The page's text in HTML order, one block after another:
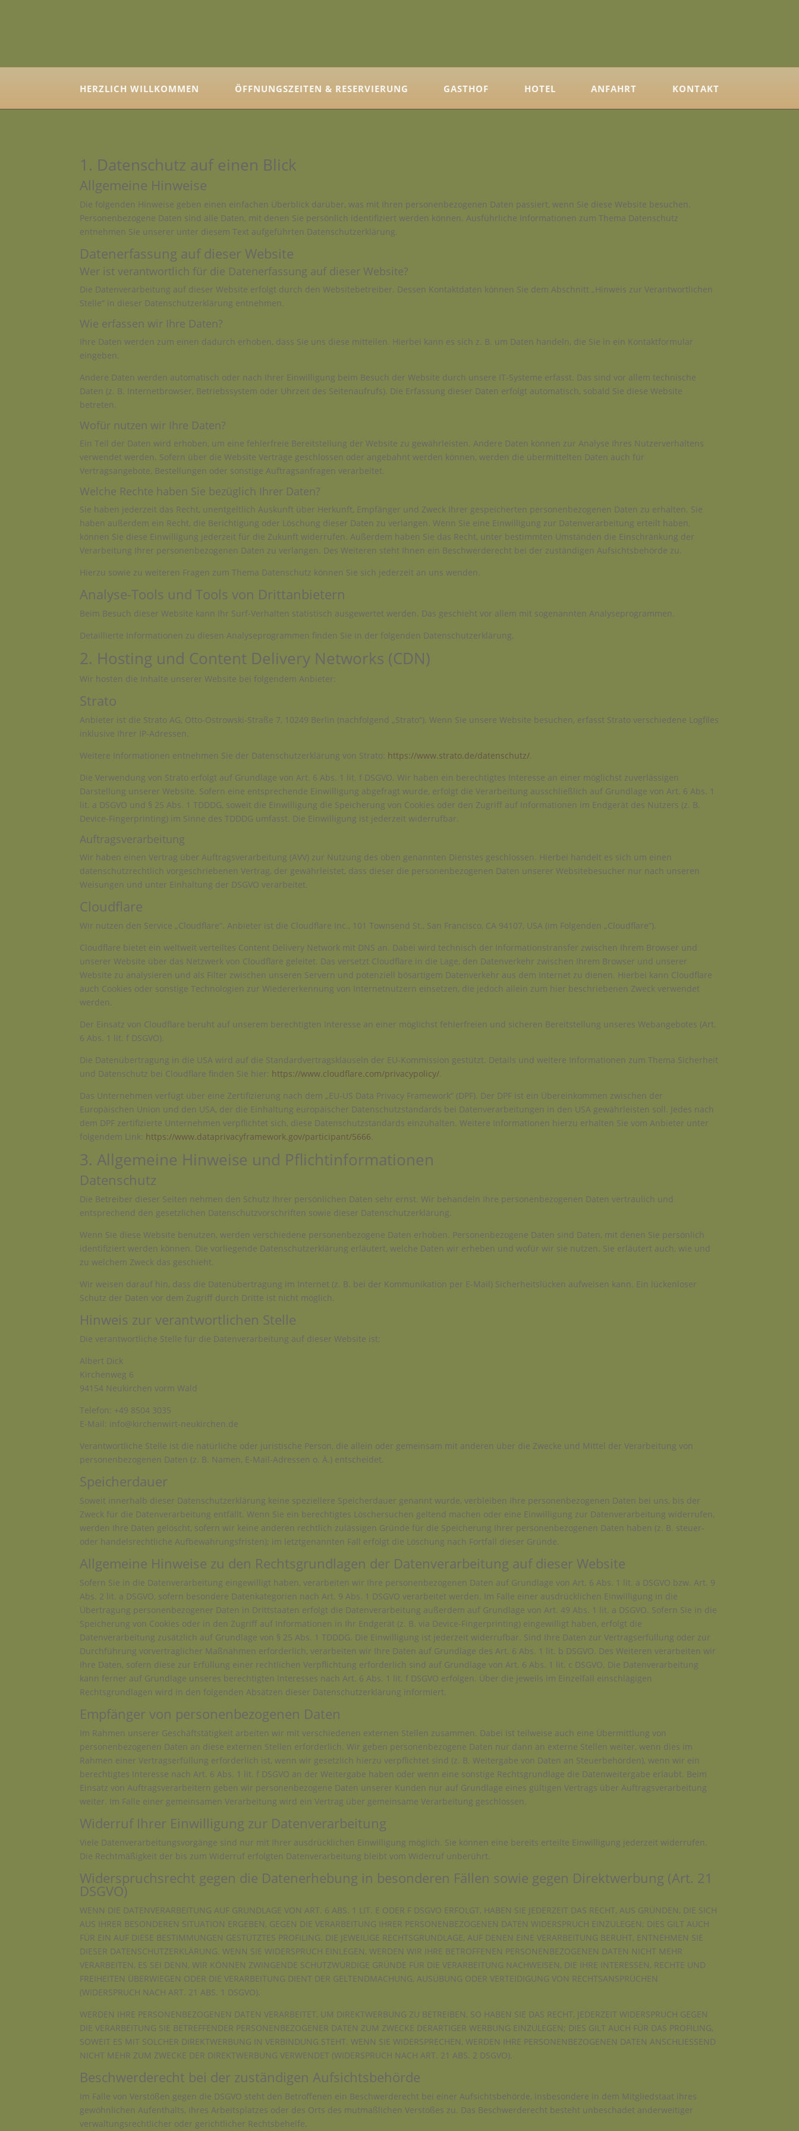
HERZLICH WILLKOMMEN ÖFFNUNGSZEITEN & RESERVIERUNG GASTHOF HOTEL ANFAHRT KONTAKT
1. Datenschutz auf einen Blick
Allgemeine Hinweise
Die folgenden Hinweise geben einen einfachen Überblick darüber, was mit Ihren personenbezogenen Daten passiert, wenn Sie diese Website besuchen.
Personenbezogene Daten sind alle Daten, mit denen Sie persönlich identifiziert werden können. Ausführliche Informationen zum Thema Datenschutz
entnehmen Sie unserer unter diesem Text aufgeführten Datenschutzerklärung.
Datenerfassung auf dieser Website
Wer ist verantwortlich für die Datenerfassung auf dieser Website?
Die Datenverarbeitung auf dieser Website erfolgt durch den Websitebetreiber. Dessen Kontaktdaten können Sie dem Abschnitt „Hinweis zur Verantwortlichen
Stelle“ in dieser Datenschutzerklärung entnehmen.
Wie erfassen wir Ihre Daten?
Ihre Daten werden zum einen dadurch erhoben, dass Sie uns diese mitteilen. Hierbei kann es sich z. B. um Daten handeln, die Sie in ein Kontaktformular
eingeben.
Andere Daten werden automatisch oder nach Ihrer Einwilligung beim Besuch der Website durch unsere IT-Systeme erfasst. Das sind vor allem technische
Daten (z. B. Internetbrowser, Betriebssystem oder Uhrzeit des Seitenaufrufs). Die Erfassung dieser Daten erfolgt automatisch, sobald Sie diese Website
betreten.
Wofür nutzen wir Ihre Daten?
Ein Teil der Daten wird erhoben, um eine fehlerfreie Bereitstellung der Website zu gewährleisten. Andere Daten können zur Analyse Ihres Nutzerverhaltens
verwendet werden. Sofern über die Website Verträge geschlossen oder angebahnt werden können, werden die übermittelten Daten auch für
Vertragsangebote, Bestellungen oder sonstige Auftragsanfragen verarbeitet.
Welche Rechte haben Sie bezüglich Ihrer Daten?
Sie haben jederzeit das Recht, unentgeltlich Auskunft über Herkunft, Empfänger und Zweck Ihrer gespeicherten personenbezogenen Daten zu erhalten. Sie
haben außerdem ein Recht, die Berichtigung oder Löschung dieser Daten zu verlangen. Wenn Sie eine Einwilligung zur Datenverarbeitung erteilt haben,
können Sie diese Einwilligung jederzeit für die Zukunft widerrufen. Außerdem haben Sie das Recht, unter bestimmten Umständen die Einschränkung der
Verarbeitung Ihrer personenbezogenen Daten zu verlangen. Des Weiteren steht Ihnen ein Beschwerderecht bei der zuständigen Aufsichtsbehörde zu.
Hierzu sowie zu weiteren Fragen zum Thema Datenschutz können Sie sich jederzeit an uns wenden.
Analyse-Tools und Tools von Dritt­anbietern
Beim Besuch dieser Website kann Ihr Surf-Verhalten statistisch ausgewertet werden. Das geschieht vor allem mit sogenannten Analyseprogrammen.
Detaillierte Informationen zu diesen Analyseprogrammen finden Sie in der folgenden Datenschutzerklärung.
2. Hosting und Content Delivery Networks (CDN)
Wir hosten die Inhalte unserer Website bei folgendem Anbieter:
Strato
Anbieter ist die Strato AG, Otto-Ostrowski-Straße 7, 10249 Berlin (nachfolgend „Strato“). Wenn Sie unsere Website besuchen, erfasst Strato verschiedene Logfiles
inklusive Ihrer IP-Adressen.
Weitere Informationen entnehmen Sie der Datenschutzerklärung von Strato: https://www.strato.de/datenschutz/.
Die Verwendung von Strato erfolgt auf Grundlage von Art. 6 Abs. 1 lit. f DSGVO. Wir haben ein berechtigtes Interesse an einer möglichst zuverlässigen
Darstellung unserer Website. Sofern eine entsprechende Einwilligung abgefragt wurde, erfolgt die Verarbeitung ausschließlich auf Grundlage von Art. 6 Abs. 1
lit. a DSGVO und § 25 Abs. 1 TDDDG, soweit die Einwilligung die Speicherung von Cookies oder den Zugriff auf Informationen im Endgerät des Nutzers (z. B.
Device-Fingerprinting) im Sinne des TDDDG umfasst. Die Einwilligung ist jederzeit widerrufbar.
Auftragsverarbeitung
Wir haben einen Vertrag über Auftragsverarbeitung (AVV) zur Nutzung des oben genannten Dienstes geschlossen. Hierbei handelt es sich um einen
datenschutzrechtlich vorgeschriebenen Vertrag, der gewährleistet, dass dieser die personenbezogenen Daten unserer Websitebesucher nur nach unseren
Weisungen und unter Einhaltung der DSGVO verarbeitet.
Cloudflare
Wir nutzen den Service „Cloudflare“. Anbieter ist die Cloudflare Inc., 101 Townsend St., San Francisco, CA 94107, USA (im Folgenden „Cloudflare”).
Cloudflare bietet ein weltweit verteiltes Content Delivery Network mit DNS an. Dabei wird technisch der Informationstransfer zwischen Ihrem Browser und
unserer Website über das Netzwerk von Cloudflare geleitet. Das versetzt Cloudflare in die Lage, den Datenverkehr zwischen Ihrem Browser und unserer
Website zu analysieren und als Filter zwischen unseren Servern und potenziell bösartigem Datenverkehr aus dem Internet zu dienen. Hierbei kann Cloudflare
auch Cookies oder sonstige Technologien zur Wiedererkennung von Internetnutzern einsetzen, die jedoch allein zum hier beschriebenen Zweck verwendet
werden.
Der Einsatz von Cloudflare beruht auf unserem berechtigten Interesse an einer möglichst fehlerfreien und sicheren Bereitstellung unseres Webangebotes (Art.
6 Abs. 1 lit. f DSGVO).
Die Datenübertragung in die USA wird auf die Standardvertragsklauseln der EU-Kommission gestützt. Details und weitere Informationen zum Thema Sicherheit
und Datenschutz bei Cloudflare finden Sie hier: https://www.cloudflare.com/privacypolicy/.
Das Unternehmen verfügt über eine Zertifizierung nach dem „EU-US Data Privacy Framework“ (DPF). Der DPF ist ein Übereinkommen zwischen der
Europäischen Union und den USA, der die Einhaltung europäischer Datenschutzstandards bei Datenverarbeitungen in den USA gewährleisten soll. Jedes nach
dem DPF zertifizierte Unternehmen verpflichtet sich, diese Datenschutzstandards einzuhalten. Weitere Informationen hierzu erhalten Sie vom Anbieter unter
folgendem Link: https://www.dataprivacyframework.gov/participant/5666.
3. Allgemeine Hinweise und Pflicht­informationen
Datenschutz
Die Betreiber dieser Seiten nehmen den Schutz Ihrer persönlichen Daten sehr ernst. Wir behandeln Ihre personenbezogenen Daten vertraulich und
entsprechend den gesetzlichen Datenschutzvorschriften sowie dieser Datenschutzerklärung.
Wenn Sie diese Website benutzen, werden verschiedene personenbezogene Daten erhoben. Personenbezogene Daten sind Daten, mit denen Sie persönlich
identifiziert werden können. Die vorliegende Datenschutzerklärung erläutert, welche Daten wir erheben und wofür wir sie nutzen. Sie erläutert auch, wie und
zu welchem Zweck das geschieht.
Wir weisen darauf hin, dass die Datenübertragung im Internet (z. B. bei der Kommunikation per E-Mail) Sicherheitslücken aufweisen kann. Ein lückenloser
Schutz der Daten vor dem Zugriff durch Dritte ist nicht möglich.
Hinweis zur verantwortlichen Stelle
Die verantwortliche Stelle für die Datenverarbeitung auf dieser Website ist:
Albert Dick
Kirchenweg 6
94154 Neukirchen vorm Wald
Telefon: +49 8504 3035
E-Mail: info@kirchenwirt-neukirchen.de
Verantwortliche Stelle ist die natürliche oder juristische Person, die allein oder gemeinsam mit anderen über die Zwecke und Mittel der Verarbeitung von
personenbezogenen Daten (z. B. Namen, E-Mail-Adressen o. Ä.) entscheidet.
Speicherdauer
Soweit innerhalb dieser Datenschutzerklärung keine speziellere Speicherdauer genannt wurde, verbleiben Ihre personenbezogenen Daten bei uns, bis der
Zweck für die Datenverarbeitung entfällt. Wenn Sie ein berechtigtes Löschersuchen geltend machen oder eine Einwilligung zur Datenverarbeitung widerrufen,
werden Ihre Daten gelöscht, sofern wir keine anderen rechtlich zulässigen Gründe für die Speicherung Ihrer personenbezogenen Daten haben (z. B. steuer-
oder handelsrechtliche Aufbewahrungsfristen); im letztgenannten Fall erfolgt die Löschung nach Fortfall dieser Gründe.
Allgemeine Hinweise zu den Rechtsgrundlagen der Datenverarbeitung auf dieser Website
Sofern Sie in die Datenverarbeitung eingewilligt haben, verarbeiten wir Ihre personenbezogenen Daten auf Grundlage von Art. 6 Abs. 1 lit. a DSGVO bzw. Art. 9
Abs. 2 lit. a DSGVO, sofern besondere Datenkategorien nach Art. 9 Abs. 1 DSGVO verarbeitet werden. Im Falle einer ausdrücklichen Einwilligung in die
Übertragung personenbezogener Daten in Drittstaaten erfolgt die Datenverarbeitung außerdem auf Grundlage von Art. 49 Abs. 1 lit. a DSGVO. Sofern Sie in die
Speicherung von Cookies oder in den Zugriff auf Informationen in Ihr Endgerät (z. B. via Device-Fingerprinting) eingewilligt haben, erfolgt die
Datenverarbeitung zusätzlich auf Grundlage von § 25 Abs. 1 TDDDG. Die Einwilligung ist jederzeit widerrufbar. Sind Ihre Daten zur Vertragserfüllung oder zur
Durchführung vorvertraglicher Maßnahmen erforderlich, verarbeiten wir Ihre Daten auf Grundlage des Art. 6 Abs. 1 lit. b DSGVO. Des Weiteren verarbeiten wir
Ihre Daten, sofern diese zur Erfüllung einer rechtlichen Verpflichtung erforderlich sind auf Grundlage von Art. 6 Abs. 1 lit. c DSGVO. Die Datenverarbeitung
kann ferner auf Grundlage unseres berechtigten Interesses nach Art. 6 Abs. 1 lit. f DSGVO erfolgen. Über die jeweils im Einzelfall einschlägigen
Rechtsgrundlagen wird in den folgenden Absätzen dieser Datenschutzerklärung informiert.
Empfänger von personenbezogenen Daten
Im Rahmen unserer Geschäftstätigkeit arbeiten wir mit verschiedenen externen Stellen zusammen. Dabei ist teilweise auch eine Übermittlung von
personenbezogenen Daten an diese externen Stellen erforderlich. Wir geben personenbezogene Daten nur dann an externe Stellen weiter, wenn dies im
Rahmen einer Vertragserfüllung erforderlich ist, wenn wir gesetzlich hierzu verpflichtet sind (z. B. Weitergabe von Daten an Steuerbehörden), wenn wir ein
berechtigtes Interesse nach Art. 6 Abs. 1 lit. f DSGVO an der Weitergabe haben oder wenn eine sonstige Rechtsgrundlage die Datenweitergabe erlaubt. Beim
Einsatz von Auftragsverarbeitern geben wir personenbezogene Daten unserer Kunden nur auf Grundlage eines gültigen Vertrags über Auftragsverarbeitung
weiter. Im Falle einer gemeinsamen Verarbeitung wird ein Vertrag über gemeinsame Verarbeitung geschlossen.
Widerruf Ihrer Einwilligung zur Datenverarbeitung
Viele Datenverarbeitungsvorgänge sind nur mit Ihrer ausdrücklichen Einwilligung möglich. Sie können eine bereits erteilte Einwilligung jederzeit widerrufen.
Die Rechtmäßigkeit der bis zum Widerruf erfolgten Datenverarbeitung bleibt vom Widerruf unberührt.
Widerspruchsrecht gegen die Datenerhebung in besonderen Fällen sowie gegen Direktwerbung (Art. 21
DSGVO)
WENN DIE DATENVERARBEITUNG AUF GRUNDLAGE VON ART. 6 ABS. 1 LIT. E ODER F DSGVO ERFOLGT, HABEN SIE JEDERZEIT DAS RECHT, AUS GRÜNDEN, DIE SICH
AUS IHRER BESONDEREN SITUATION ERGEBEN, GEGEN DIE VERARBEITUNG IHRER PERSONENBEZOGENEN DATEN WIDERSPRUCH EINZULEGEN; DIES GILT AUCH
FÜR EIN AUF DIESE BESTIMMUNGEN GESTÜTZTES PROFILING. DIE JEWEILIGE RECHTSGRUNDLAGE, AUF DENEN EINE VERARBEITUNG BERUHT, ENTNEHMEN SIE
DIESER DATENSCHUTZERKLÄRUNG. WENN SIE WIDERSPRUCH EINLEGEN, WERDEN WIR IHRE BETROFFENEN PERSONENBEZOGENEN DATEN NICHT MEHR
VERARBEITEN, ES SEI DENN, WIR KÖNNEN ZWINGENDE SCHUTZWÜRDIGE GRÜNDE FÜR DIE VERARBEITUNG NACHWEISEN, DIE IHRE INTERESSEN, RECHTE UND
FREIHEITEN ÜBERWIEGEN ODER DIE VERARBEITUNG DIENT DER GELTENDMACHUNG, AUSÜBUNG ODER VERTEIDIGUNG VON RECHTSANSPRÜCHEN
(WIDERSPRUCH NACH ART. 21 ABS. 1 DSGVO).
WERDEN IHRE PERSONENBEZOGENEN DATEN VERARBEITET, UM DIREKTWERBUNG ZU BETREIBEN, SO HABEN SIE DAS RECHT, JEDERZEIT WIDERSPRUCH GEGEN
DIE VERARBEITUNG SIE BETREFFENDER PERSONENBEZOGENER DATEN ZUM ZWECKE DERARTIGER WERBUNG EINZULEGEN; DIES GILT AUCH FÜR DAS PROFILING,
SOWEIT ES MIT SOLCHER DIREKTWERBUNG IN VERBINDUNG STEHT. WENN SIE WIDERSPRECHEN, WERDEN IHRE PERSONENBEZOGENEN DATEN ANSCHLIESSEND
NICHT MEHR ZUM ZWECKE DER DIREKTWERBUNG VERWENDET (WIDERSPRUCH NACH ART. 21 ABS. 2 DSGVO).
Beschwerde­recht bei der zuständigen Aufsichts­behörde
Im Falle von Verstößen gegen die DSGVO steht den Betroffenen ein Beschwerderecht bei einer Aufsichtsbehörde, insbesondere in dem Mitgliedstaat ihres
gewöhnlichen Aufenthalts, ihres Arbeitsplatzes oder des Orts des mutmaßlichen Verstoßes zu. Das Beschwerderecht besteht unbeschadet anderweitiger
verwaltungsrechtlicher oder gerichtlicher Rechtsbehelfe.